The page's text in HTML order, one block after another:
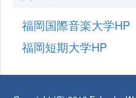
福岡国際音楽大学HP
福岡短期大学HP